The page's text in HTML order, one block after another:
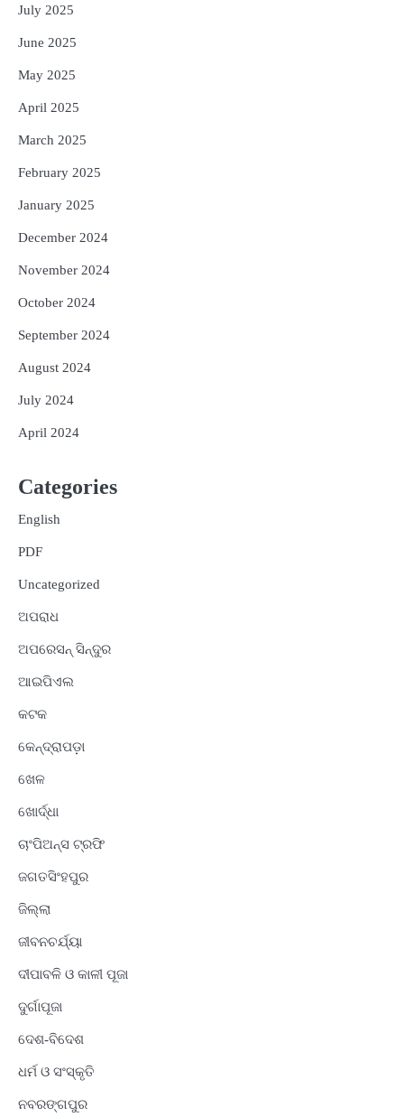
July 2025
June 2025
May 2025
April 2025
March 2025
February 2025
January 2025
December 2024
November 2024
October 2024
September 2024
August 2024
July 2024
April 2024
Categories
English
PDF
Uncategorized
ଅପରାଧ
ଅପରେସନ୍ ସିନ୍ଦୁର
ଆଇପିଏଲ
କଟକ
କେନ୍ଦ୍ରାପଡ଼ା
ଖେଳ
ଖୋର୍ଦ୍ଧା
ଚାଂପିଅନ୍ସ ଟ୍ରଫି
ଜଗତସିଂହପୁର
ଜିଲ୍ଲା
ଜୀବନଚର୍ଯ୍ୟା
ଦୀପାବଳି ଓ କାଳୀ ପୂଜା
ଦୁର୍ଗାପୂଜା
ଦେଶ-ବିଦେଶ
ଧର୍ମ ଓ ସଂସ୍କୃତି
ନବରଙ୍ଗପୁର